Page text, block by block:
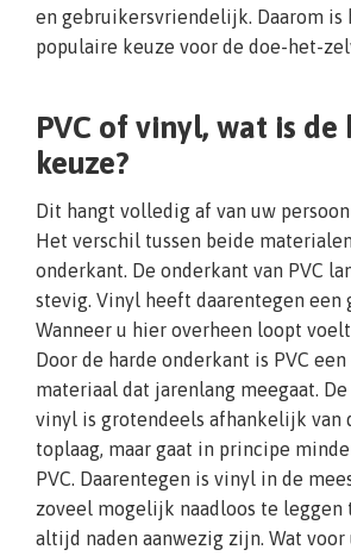
en gebruikersvriendelijk. Daarom is
populaire keuze voor de doe-het-
PVC of vinyl, wat is de
keuze?
Dit hangt volledig af van uw
Het verschil tussen beide
onderkant. De onderkant van PVC
stevig. Vinyl heeft daarentegen een
Wanneer u hier overheen loopt
Door de harde onderkant is PVC
materiaal dat jarenlang meegaat.
vinyl is grotendeels afhankelijk van
toplaag, maar gaat in principe
PVC. Daarentegen is vinyl in de
zoveel mogelijk naadloos te leggen
altijd naden aanwezig zijn. Wat voor